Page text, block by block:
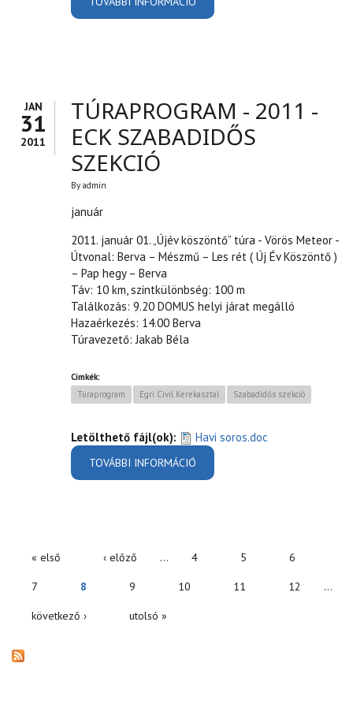
TAGOK 2013 TARTALOMMAL
JAN
31
2011
TÚRAPROGRAM - 2011 -
ECK SZABADIDŐS
SZEKCIÓ
By admin
január
2011. január 01. „Újév köszöntő” túra - Vörös Meteor -
Útvonal: Berva – Mészmű – Les rét ( Új Év Köszöntő )
– Pap hegy – Berva
Táv: 10 km, szintkülönbség: 100 m
Találkozás: 9.20 DOMUS helyi járat megálló
Hazaérkezés: 14.00 Berva
Túravezető: Jakab Béla
Címkék:
Túraprogram
Egri Civil Kerekasztal Szabadidős szekció
Letölthető fájl(ok): Havi soros.doc
TOVÁBBI INFORMÁCIÓ
OLDALAK
« első ‹ előző … 4 5 6
7 8 9 10 11 12 …
következő › utolsó »